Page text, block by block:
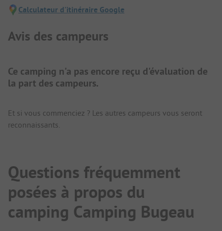
Calculateur d'itinéraire Google
Avis des campeurs
Ce camping n'a pas encore reçu d'évaluation de
la part des campeurs.
Et si vous commenciez ? Les autres campeurs vous seront
reconnaissants.
Questions fréquemment
posées à propos du
camping Camping Bugeau